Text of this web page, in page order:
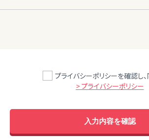
プライバシーポリシーを確認し
> プライバシーポリシー
入力内容を確認